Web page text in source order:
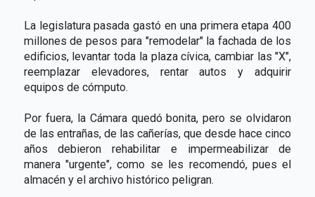
La legislatura pasada gastó en una primera etapa 400
millones de pesos para "remodelar" la fachada de los
edificios, levantar toda la plaza cívica, cambiar las "X",
reemplazar elevadores, rentar autos y adquirir
equipos de cómputo.
Por fuera, la Cámara quedó bonita, pero se olvidaron
de las entrañas, de las cañerías, que desde hace cinco
años debieron rehabilitar e impermeabilizar de
manera "urgente", como se les recomendó, pues el
almacén y el archivo histórico peligran.